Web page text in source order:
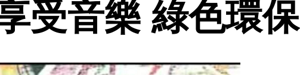
受音樂 綠色環